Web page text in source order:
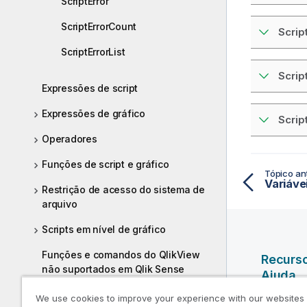
ScriptErrorCount
ScriptErrorList
Expressões de script
Expressões de gráfico
Operadores
Funções de script e gráfico
Restrição de acesso do sistema de
arquivo
Scripts em nível de gráfico
Funções e comandos do QlikView
não suportados em Qlik Sense
Funções e comandos não
Tópico
Ajuda
Vídeos
We use cookies to improve your experience with our websites